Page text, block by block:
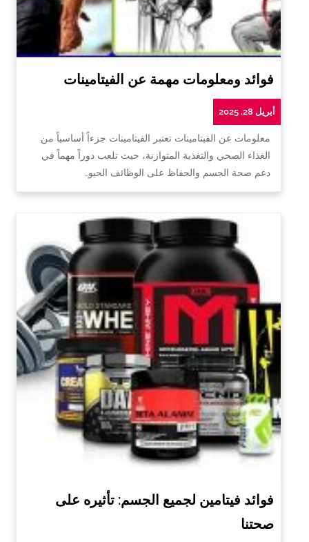
فوائد ومعلومات مهمة عن الفيتامينات
أبريل 28, 2025
معلومات عن الفيتامينات تعتبر الفيتامينات جزءاً أساسياً من
الغذاء الصحي والتغذية المتوازنة، حيث تلعب دوراً مهماً في
دعم صحة الجسم والحفاظ على الوظائف الحيو…
فوائد فيتامين لجميع الجسم: تأثيره على
صحتنا